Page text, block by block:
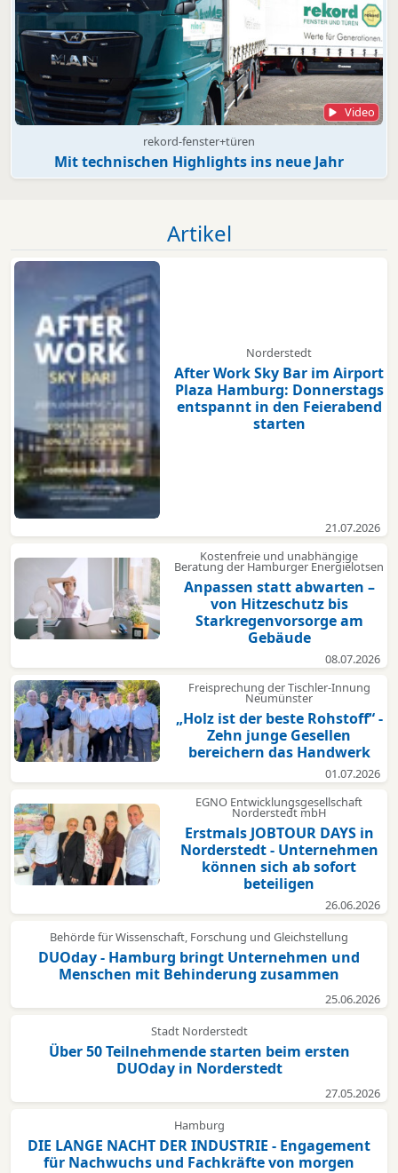
Video
rekord-fenster+türen
Mit technischen Highlights ins neue Jahr
Artikel
Norderstedt
After Work Sky Bar im Airport
Plaza Hamburg: Donnerstags
entspannt in den Feierabend
starten
21.07.2026
Kostenfreie und unabhängige
Beratung der Hamburger Energielotsen
Anpassen statt abwarten –
von Hitzeschutz bis
Starkregenvorsorge am
Gebäude
08.07.2026
Freisprechung der Tischler-Innung
Neumünster
„Holz ist der beste Rohstoff“ -
Zehn junge Gesellen
bereichern das Handwerk
01.07.2026
EGNO Entwicklungsgesellschaft
Norderstedt mbH
Erstmals JOBTOUR DAYS in
Norderstedt - Unternehmen
können sich ab sofort
beteiligen
26.06.2026
Behörde für Wissenschaft, Forschung und Gleichstellung
DUOday - Hamburg bringt Unternehmen und
Menschen mit Behinderung zusammen
25.06.2026
Stadt Norderstedt
Über 50 Teilnehmende starten beim ersten
DUOday in Norderstedt
27.05.2026
Hamburg
DIE LANGE NACHT DER INDUSTRIE - Engagement
für Nachwuchs und Fachkräfte von morgen